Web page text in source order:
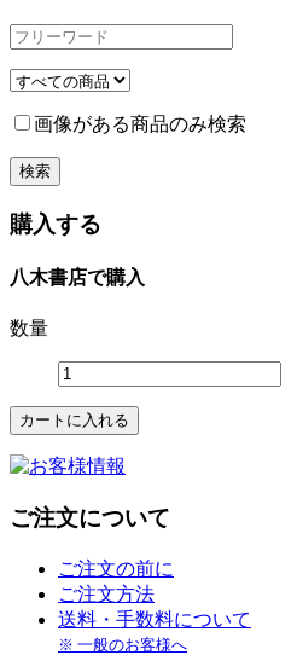
画像がある商品のみ検索
購入する
八木書店で購入
数量
ご注文について
ご注文の前に
ご注文方法
送料・手数料について
※ 一般のお客様へ